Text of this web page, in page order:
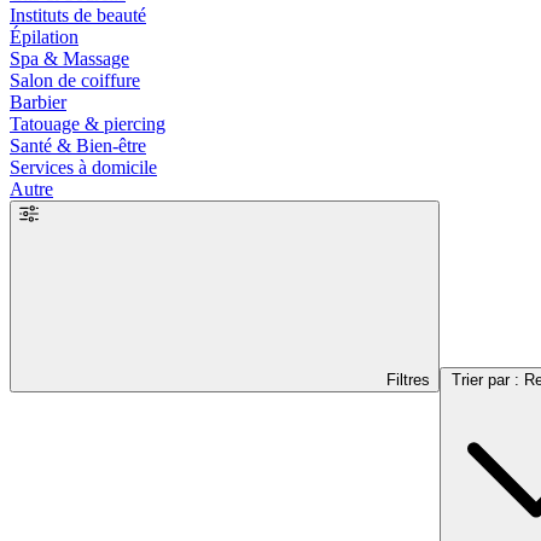
Instituts de beauté
Épilation
Spa & Massage
Salon de coiffure
Barbier
Tatouage & piercing
Santé & Bien-être
Services à domicile
Autre
Filtres